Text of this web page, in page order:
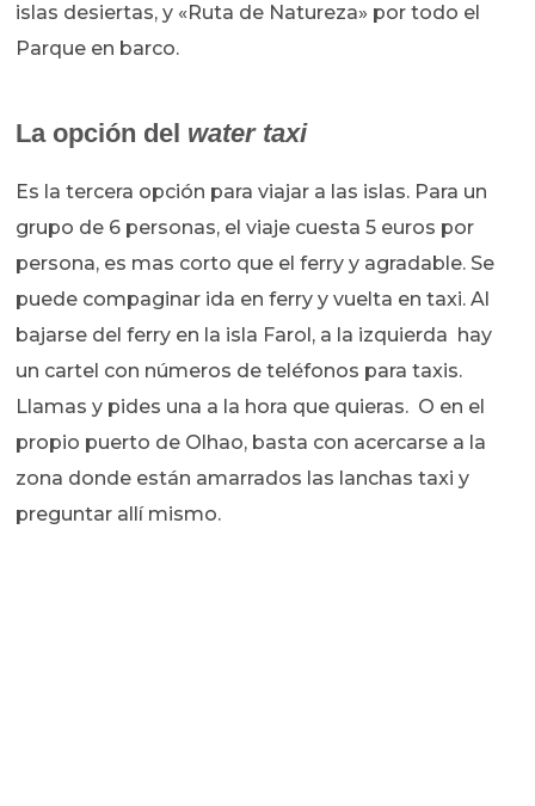
islas desiertas, y «Ruta de Natureza» por todo el
Parque en barco.
La opción del water taxi
Es la tercera opción para viajar a las islas. Para un
grupo de 6 personas, el viaje cuesta 5 euros por
persona, es mas corto que el ferry y agradable. Se
puede compaginar ida en ferry y vuelta en taxi. Al
bajarse del ferry en la isla Farol, a la izquierda hay
un cartel con números de teléfonos para taxis.
Llamas y pides una a la hora que quieras. O en el
propio puerto de Olhao, basta con acercarse a la
zona donde están amarrados las lanchas taxi y
preguntar allí mismo.